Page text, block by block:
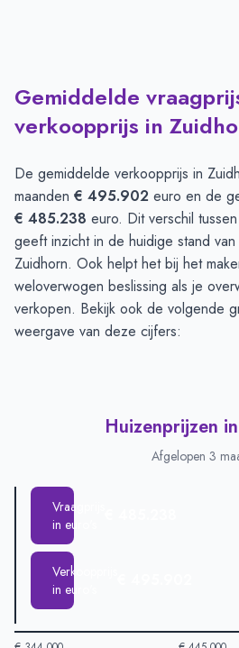
Gemiddelde
verkoopprijs in
De gemiddelde verkoopprijs in
maanden € 495.902 euro en de
€ 485.238 euro. Dit verschil
geeft inzicht in de huidige stand
Zuidhorn. Ook helpt het bij het
weloverwogen beslissing als je
verkopen. Bekijk ook de volgende
weergave van deze cijfers:
Huizenprijzen
Afgelopen 3
Vraagprijs
in euro's
Verkoopprijs
in euro's